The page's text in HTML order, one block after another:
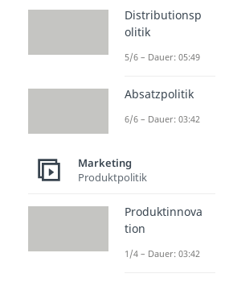
Distributionsp
olitik
5/6 – Dauer: 05:49
Absatzpolitik
6/6 – Dauer: 03:42
Marketing
Produktpolitik
Produktinnova
tion
1/4 – Dauer: 03:42